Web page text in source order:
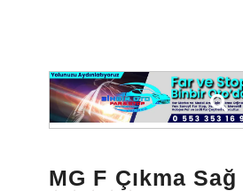
MG F Çıkma